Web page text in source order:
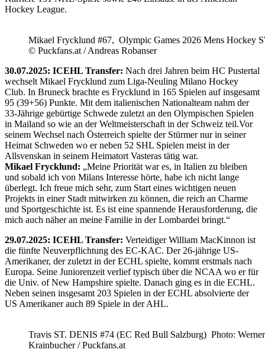
Hockey League.
Mikael Frycklund #67, Olympic Games 2026 Mens Hockey
© Puckfans.at / Andreas Robanser
30.07.2025: ICEHL Transfer: Nach drei Jahren beim HC Pustertal
wechselt Mikael Frycklund zum Liga-Neuling Milano Hockey
Club. In Bruneck brachte es Frycklund in 165 Spielen auf insgesamt
95 (39+56) Punkte. Mit dem italienischen Nationalteam nahm der
33-Jährige gebürtige Schwede zuletzt an den Olympischen Spielen
in Mailand so wie an der Weltmeisterschaft in der Schweiz teil.Vor
seinem Wechsel nach Österreich spielte der Stürmer nur in seiner
Heimat Schweden wo er neben 52 SHL Spielen meist in der
Allsvenskan in seinem Heimatort Vasteras tätig war.
Mikael Frycklund: „Meine Priorität war es, in Italien zu bleiben
und sobald ich von Milans Interesse hörte, habe ich nicht lange
überlegt. Ich freue mich sehr, zum Start eines wichtigen neuen
Projekts in einer Stadt mitwirken zu können, die reich an Charme
und Sportgeschichte ist. Es ist eine spannende Herausforderung, die
mich auch näher an meine Familie in der Lombardei bringt.“
29.07.2025: ICEHL Transfer: Verteidiger William MacKinnon ist
die fünfte Neuverpflichtung des EC-KAC. Der 26-jährige US-
Amerikaner, der zuletzt in der ECHL spielte, kommt erstmals nach
Europa. Seine Juniorenzeit verlief typisch über die NCAA wo er für
die Univ. of New Hampshire spielte. Danach ging es in die ECHL.
Neben seinen insgesamt 203 Spielen in der ECHL absolvierte der
US Amerikaner auch 89 Spiele in der AHL.
Travis ST. DENIS #74 (EC Red Bull Salzburg) Photo: Werner
Krainbucher / Puckfans.at